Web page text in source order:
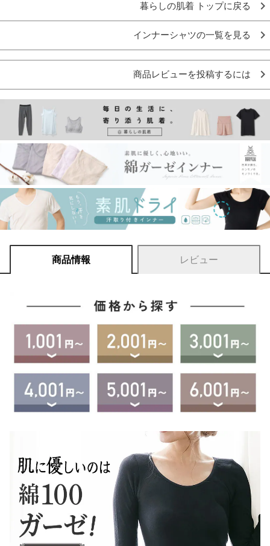
暮らしの肌着 トップに戻る
インナーシャツの一覧を見る
商品レビューを投稿するには
商品情報 レビュー